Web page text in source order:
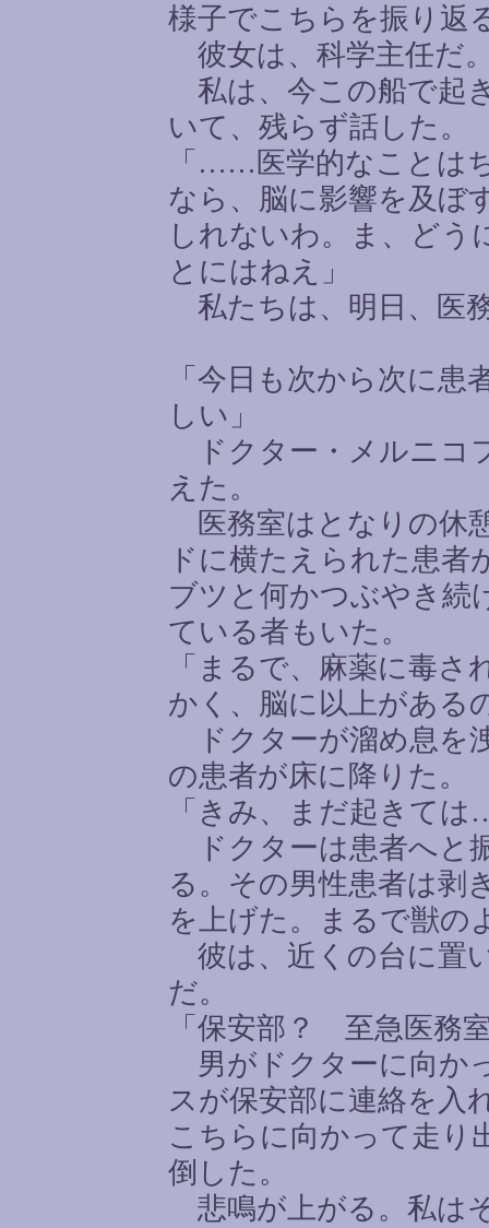
様子でこちらを振り返
彼女は、科学主任だ
私は、今この船で起
いて、残らず話した。
「 …… 医学的なことは
なら、脳に影響を及ぼ
しれないわ。ま、どう
とにはねえ」
私たちは、明日、医
「今日も次から次に
しい」
ドクター・メルニコ
えた。
医務室はとなりの休
ドに横たえられた患
ブツと何かつぶやき続
ている者もいた。
「まるで、麻薬に毒
かく、脳に以上がある
ドクターが溜め息を
の患者が床に降りた。
「きみ、まだ起きては
ドクターは患者へと
る。その男性患者は剥
を上げた。まるで獣の
彼は、近くの台に置
だ。
「保安部？ 至急医務
男がドクターに向か
スが保安部に連絡を入
こちらに向かって走り
倒した。
悲鳴が上がる。私は